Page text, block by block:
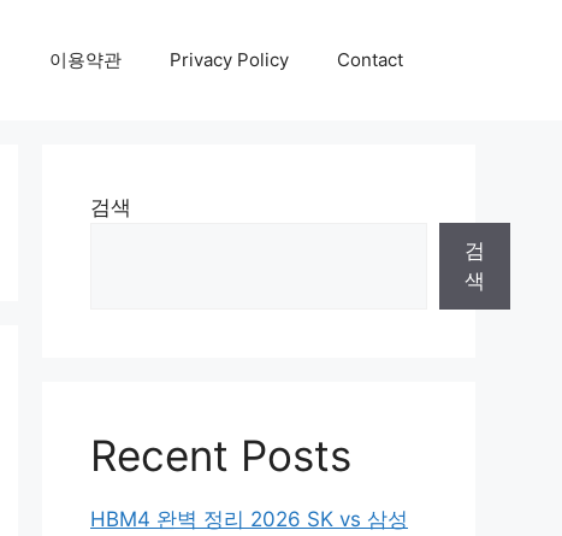
이용약관 Privacy Policy Contact
검색
검
색
Recent Posts
HBM4 완벽 정리 2026 SK vs 삼성